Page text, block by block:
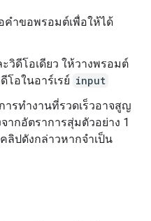
คำขอพรอมต์เพื่อให้ได้
วิดีโอเดียว ให้วางพรอมต์
โอในอาร์เรย์ input
ารทำงานที่รวดเร็วอาจสูญ
จากอัตราการสุ่มตัวอย่าง 1
ลิปดังกล่าวหากจำเป็น